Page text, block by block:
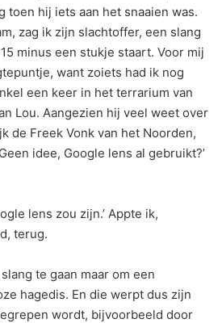
toen hij iets aan het snaaien was.
zag ik zijn slachtoffer, een slang
minus een stukje staart. Voor mij
want zoiets had ik nog
een keer in het terrarium van
Lou. Aangezien hij veel weet over
de Freek Vonk van het Noorden,
idee, Google lens al gebruikt?’
lens zou zijn.’ Appte ik,
terug.
te gaan maar om een
hagedis. En die werpt dus zijn
wordt, bijvoorbeeld door